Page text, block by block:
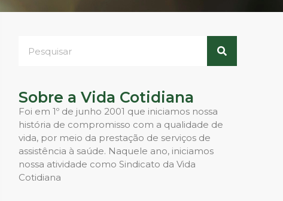
Sobre a Vida Cotidiana
Foi em 1º de junho 2001 que iniciamos nossa
história de compromisso com a qualidade de
vida, por meio da prestação de serviços de
assistência à saúde. Naquele ano, iniciamos
nossa atividade como Sindicato da Vida
Cotidiana